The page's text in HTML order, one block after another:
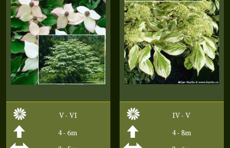
V - VI
4 - 6m
IV - V
4 - 8m